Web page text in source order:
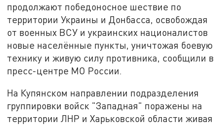
продолжают победоносное шествие по
территории Украины и Донбасса, освобождая
от военных ВСУ и украинских националистов
новые населённые пункты, уничтожая боевую
технику и живую силу противника, сообщили в
пресс-центре МО России.
На Купянском направлении подразделения
группировки войск "Западная" поражены на
территории ЛНР и Харьковской области живая